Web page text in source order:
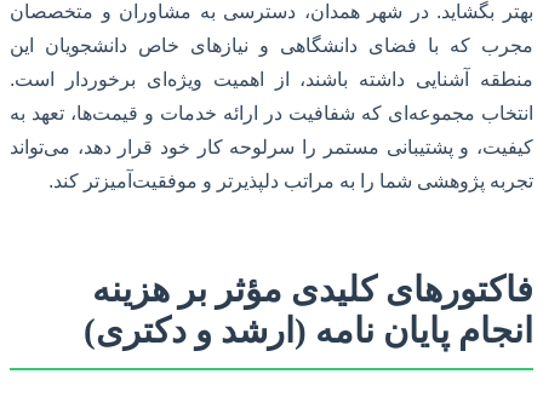
بهتر بگشاید. در شهر همدان، دسترسی به مشاوران و متخصصان
مجرب که با فضای دانشگاهی و نیازهای خاص دانشجویان این
منطقه آشنایی داشته باشند، از اهمیت ویژه‌ای برخوردار است.
انتخاب مجموعه‌ای که شفافیت در ارائه خدمات و قیمت‌ها، تعهد به
کیفیت، و پشتیبانی مستمر را سرلوحه کار خود قرار دهد، می‌تواند
تجربه پژوهشی شما را به مراتب دلپذیرتر و موفقیت‌آمیزتر کند.
فاکتورهای کلیدی مؤثر بر هزینه
انجام پایان نامه (ارشد و دکتری)